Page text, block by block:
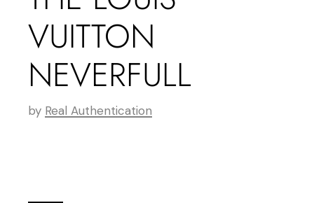
VUITTON
NEVERFULL
by Real Authentication